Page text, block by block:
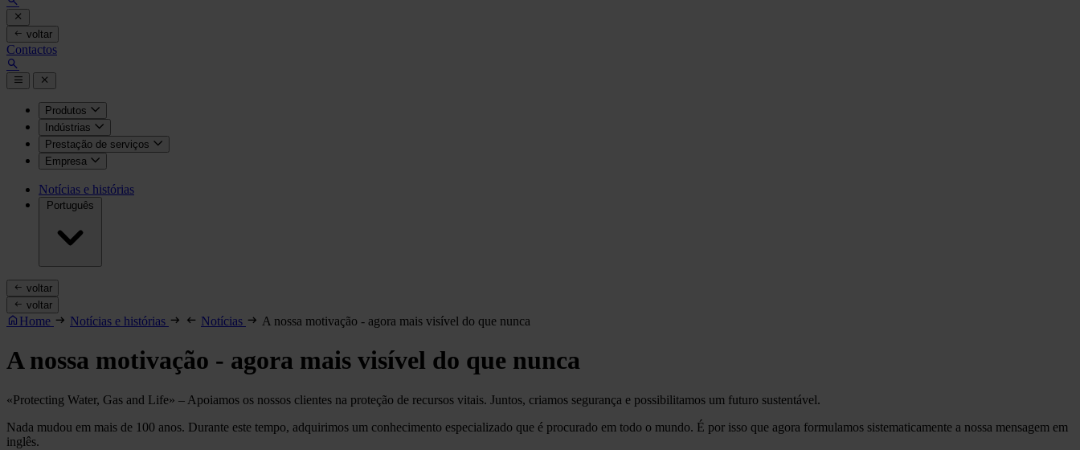
voltar
Contactos
Produtos
Indústrias
Prestação de serviços
Empresa
Notícias e histórias
Português
voltar
voltar
Home Notícias e histórias Notícias A nossa motivação - agora mais visível do que nunca
A nossa motivação - agora mais visível do que nunca
«Protecting Water, Gas and Life» – Apoiamos os nossos clientes na proteção de recursos vitais. Juntos, criamos segurança e possibilitamos um futuro sustentável.
Nada mudou em mais de 100 anos. Durante este tempo, adquirimos um conhecimento especializado que é procurado em todo o mundo. É por isso que agora formulamos sistematicamente a nossa mensagem em
inglês.